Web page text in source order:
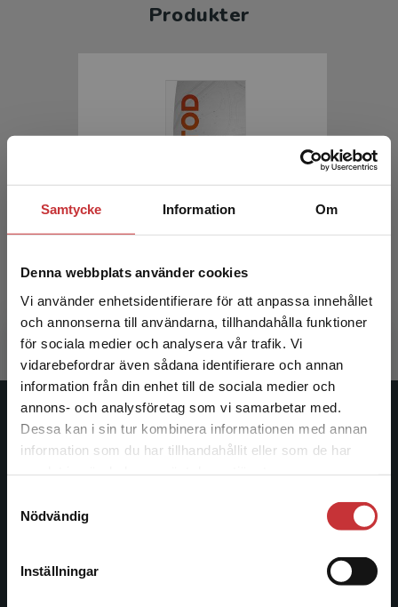
Samtycke Information Om
Denna webbplats använder cookies
Vi använder enhetsidentifierare för att anpassa innehållet
och annonserna till användarna, tillhandahålla funktioner
för sociala medier och analysera vår trafik. Vi
vidarebefordrar även sådana identifierare och annan
information från din enhet till de sociala medier och
annons- och analysföretag som vi samarbetar med.
Dessa kan i sin tur kombinera informationen med annan
information som du har tillhandahållit eller som de har
Nödvändig
Inställningar
Begränsad fraktregion
Det verkar som att du besöker
studentlitteratur.se via en enhet utanför Sverige.
Vi erbjuder inte leveranser utanför Sverige. För
att kunna slutföra ett köp måste
Produkter
Metod
Gustavsson, M - Svanström, Y (red.)
351 krinkl. moms
Exkl. moms: 331 kr
Studentlitteratur
facklitteratur, utbildningar och digitala
informationstjänster i utbudet, finns Studentlitteratur med